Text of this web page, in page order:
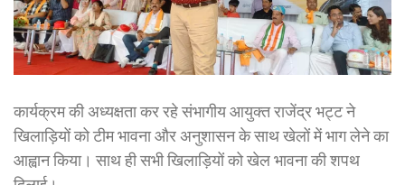
कार्यक्रम की अध्यक्षता कर रहे संभागीय आयुक्त राजेंद्र भट्ट ने
खिलाड़ियों को टीम भावना और अनुशासन के साथ खेलों में भाग लेने का
आह्वान किया। साथ ही सभी खिलाड़ियों को खेल भावना की शपथ